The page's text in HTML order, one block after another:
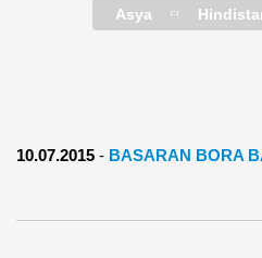
Asya
10.07.2015 - BASARAN BORA